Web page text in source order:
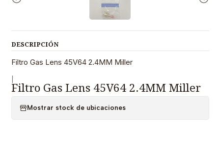
DESCRIPCIÓN
Filtro Gas Lens 45V64 2.4MM Miller
Filtro Gas Lens 45V64 2.4MM Miller
Mostrar stock de ubicaciones